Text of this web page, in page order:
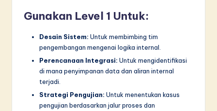
Gunakan Level 1 Untuk:
Desain Sistem: Untuk membimbing tim
pengembangan mengenai logika internal.
Perencanaan Integrasi: Untuk mengidentifikasi
di mana penyimpanan data dan aliran internal
terjadi.
Strategi Pengujian: Untuk menentukan kasus
pengujian berdasarkan jalur proses dan